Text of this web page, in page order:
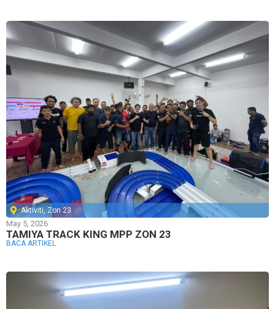
Aktiviti, Zon 23
May 5, 2026
TAMIYA TRACK KING MPP ZON 23
BACA ARTIKEL